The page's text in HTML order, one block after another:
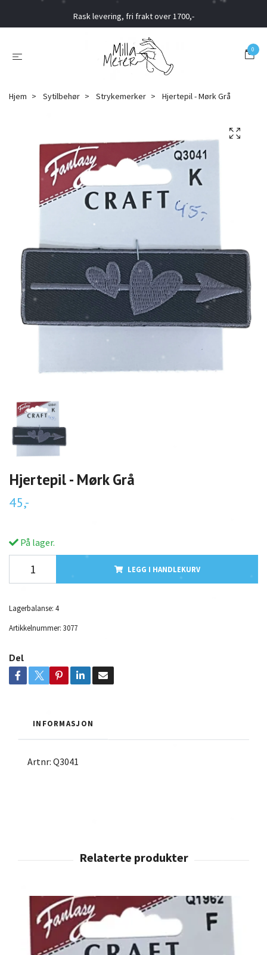
Rask levering, fri frakt over 1700,-
0
Hjem Sytilbehør Strykemerker Hjertepil - Mørk Grå
Hjertepil - Mørk Grå
45,-
På lager.
LEGG I HANDLEKURV
Lagerbalanse: 4
Artikkelnummer: 3077
Del
INFORMASJON
Artnr: Q3041